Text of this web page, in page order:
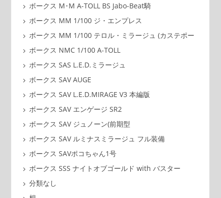
ボークス M･M A-TOLL BS Jabo-Beat騎
ボークス MM 1/100 ジ・エンプレス
ボークス MM 1/100 テロル・ミラージュ (カステポー
ボークス NMC 1/100 A-TOLL
ボークス SAS L.E.D.ミラージュ
ボークス SAV AUGE
ボークス SAV L.E.D.MIRAGE V3 本編版
ボークス SAV エンゲージ SR2
ボークス SAV ジュノーン(前期型
ボークス SAV ルミナスミラージュ フル装備
ボークス SAVポコちゃん1号
ボークス SSS ナイトオブゴールド with バスター
分類なし